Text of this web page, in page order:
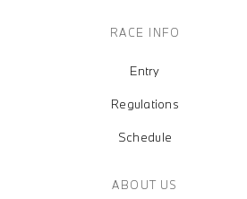
RACE INFO
Entry
Regulations
Schedule
ABOUT US